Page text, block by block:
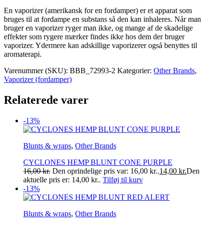
En vaporizer (amerikansk for en fordamper) er et apparat som
bruges til at fordampe en substans så den kan inhaleres. Når man
bruger en vaporizer ryger man ikke, og mange af de skadelige
effekter som rygere mærker findes ikke hos dem der bruger
vaporizer. Ydermere kan adskillige vaporizerer også benyttes til
aromaterapi.
Varenummer (SKU): BBB_72993-2 Kategorier: Other Brands,
Vaporizer (fordamper)
Relaterede varer
-13%
Blunts & wraps, Other Brands
CYCLONES HEMP BLUNT CONE PURPLE
16,00kr. Den oprindelige pris var: 16,00 kr..14,00 kr.Den
aktuelle pris er: 14,00 kr.. Tilføj til kurv
-13%
Blunts & wraps, Other Brands